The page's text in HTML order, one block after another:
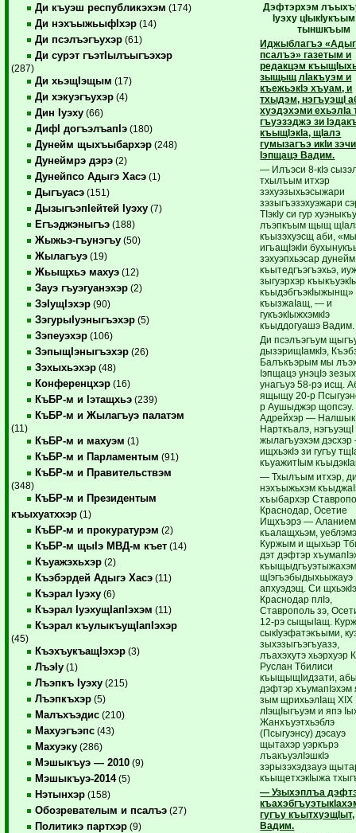
Ди къуэш республикэхэм (174)
Ди нэхъыжьыфIхэр (14)
Ди псэлъэгъухэр (61)
Ди сурэт гъэтIылъыгъэхэр
(287)
Ди хьэщIэщым (17)
Ди хэкуэгъухэр (4)
Дин Iуэху (66)
ДифI догъэлъапIэ (180)
Дунейм щыхъыбархэр (248)
Дунеймрэ дэрэ (2)
Дунейпсо Адыгэ Хасэ (1)
Дыгъуасэ (151)
ДызыгъэпIейтей Iуэху (7)
Егъэджэныгъэ (188)
Жыжьэ-гъунэгъу (50)
Жылагъуэ (19)
Жьыщхьэ махуэ (12)
Зауэ гъуэгуанэхэр (2)
ЗэIущIэхэр (90)
ЗэгурыIуэныгъэхэр (5)
Зэпеуэхэр (106)
ЗэпыщIэныгъэхэр (26)
Зэхыхьэхэр (48)
Конференцхэр (16)
КъБР-м и Iэтащхьэ (239)
КъБР-м и Жылагъуэ палатэм
(11)
КъБР-м и махуэм (1)
КъБР-м и Парламентым (91)
КъБР-м и Правительствэм
(348)
КъБР-м и Президентым
къыхуатххэр (1)
КъБР-м и прокуратурэм (2)
КъБР-м щыIэ МВД-м къет (14)
Къуажэхьхэр (2)
Къэбэрдей Адыгэ Хасэ (11)
Къэрал Iуэху (6)
Къэрал IуэхущIапIэхэм (11)
Къэрал къулыкъущIапIэхэр
(45)
КъэхъукъащIэхэр (3)
ЛъэIу (1)
Лъэпкъ Iуэху (215)
Лъэпкъхэр (5)
Малъхъэдис (210)
Махуэгъэпс (43)
Махуэку (286)
Мэшыкъуэ — 2010 (9)
Мэшыкъуэ-2014(5)
Нэтынхэр (158)
Обозревателым и псалъэ (27)
Политикэ партхэр (9)
Дэфтэрхэм
Iуэху цIыкIукъым
тыншкъым
Иджыблагъэ
псалъэ» газетым и
редакцэм
зыщыщ лIакъуэм и
къежьэкIэ хъуам, и
тхыдэм, нэгъуэщI
хуэдэхэми ехьэлIа
гъуэзэджэ зи
къыщIэкIа, щIалэ
гумызагъэ икIи
Iэпщацэ Вадим.
— Илъэси 8-кIэ
тхылъым итхэр
зэхуэзыхьэсыжари
зэзыгъэзэхуэжари
ТIэкIу си гур
лъэпкъым щыщ
къызэхуэсщ аби,
игъащIэкIи
зэхуэпхьэсар дунейм
къытедгъэгъэхьэ,
зыгуэрхэр
къыдэбгъэкIыжынщ»
къызжаIащ, — и
гукъэкIыжхэмкIэ
къыддогуашэ Вадим.
Ди псэлъэгъум
дызэрищIамкIэ,
Балъкъэрым мы
Iэпщацэ унэцIэ
унагъуэ 58-рэ исщ.
ящыщу 20-р
р Аушыджэр щопсэу.
Адрейхэр —
Нарткъалэ, нэгъуэщI
жылагъуэхэм
ищхьэкIэ зи гугъу
къуажитIым
— Тхылъым итхэр,
нэхъыжьхэм
хъыбархэр
Краснодар, Осетие
Ищхъэрэ —
къалащхьэм,
Куржым и щыхьэр
дэт дэфтэр
щIэгъэбыдыхьыжауэ
апхуэдэщ. Си
Краснодар плIэ,
Ставрополь зэ,
12-рэ сыщыIащ.
сыкIуэфатэкъыми,
зыхэзыгъэгъуазэ,
лъахэхутэ хьэрхуэр
Руслан Тбилиси
къыщыщIидзати,
дэфтэр
зым щрихьэлIащ XIX
лIэщIыгъуэм и япэ
Жанхъуэтхьэблэ
(Псыгуэнсу) дэсауэ
щытахэр уэркърэ
лъакъуэлIэшкIэ
зэрызэхэдзауэ
къыщетхэкIыжа
— Узыхэплъа
гугъу къытхуэщIыт,
Вадим.